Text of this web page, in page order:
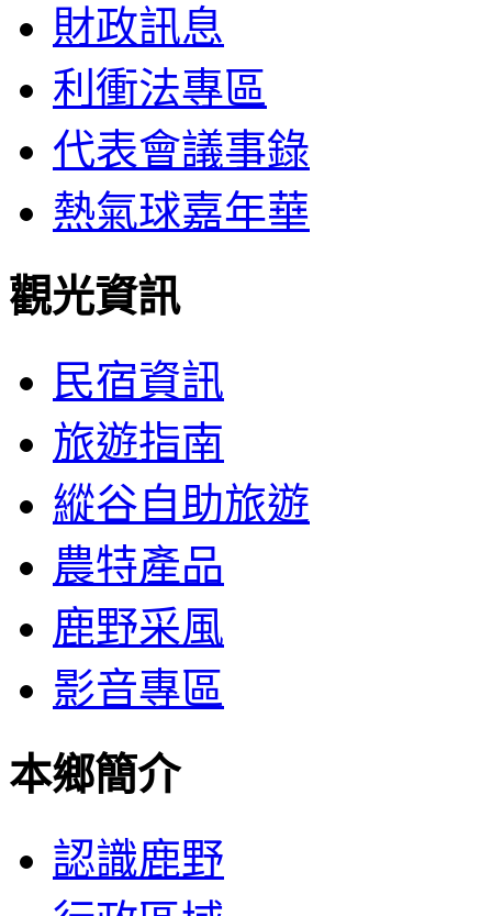
財政訊息
利衝法專區
代表會議事錄
熱氣球嘉年華
觀光資訊
民宿資訊
旅遊指南
縱谷自助旅遊
農特產品
鹿野采風
影音專區
本鄉簡介
認識鹿野